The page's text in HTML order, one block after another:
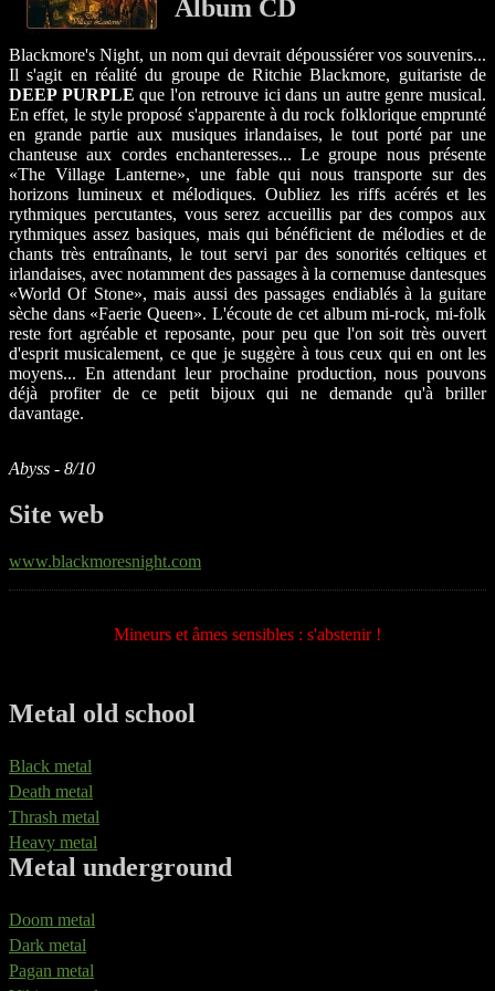
Album CD
Blackmore's Night, un nom qui devrait dépoussiérer vos souvenirs...
Il s'agit en réalité du groupe de Ritchie Blackmore, guitariste de
DEEP PURPLE que l'on retrouve ici dans un autre genre musical.
En effet, le style proposé s'apparente à du rock folklorique emprunté
en grande partie aux musiques irlandaises, le tout porté par une
chanteuse aux cordes enchanteresses... Le groupe nous présente
«The Village Lanterne», une fable qui nous transporte sur des
horizons lumineux et mélodiques. Oubliez les riffs acérés et les
rythmiques percutantes, vous serez accueillis par des compos aux
rythmiques assez basiques, mais qui bénéficient de mélodies et de
chants très entraînants, le tout servi par des sonorités celtiques et
irlandaises, avec notamment des passages à la cornemuse dantesques
«World Of Stone», mais aussi des passages endiablés à la guitare
sèche dans «Faerie Queen». L'écoute de cet album mi-rock, mi-folk
reste fort agréable et reposante, pour peu que l'on soit très ouvert
d'esprit musicalement, ce que je suggère à tous ceux qui en ont les
moyens... En attendant leur prochaine production, nous pouvons
déjà profiter de ce petit bijoux qui ne demande qu'à briller
davantage.
Abyss - 8/10
Site web
www.blackmoresnight.com
Mineurs et âmes sensibles : s'abstenir !
Metal old school
Black metal
Death metal
Thrash metal
Heavy metal
Metal underground
Doom metal
Dark metal
Pagan metal